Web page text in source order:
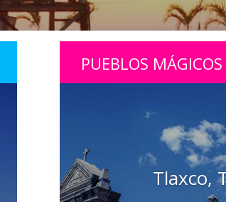
PUEBLOS MÁGICOS
Tlaxco,